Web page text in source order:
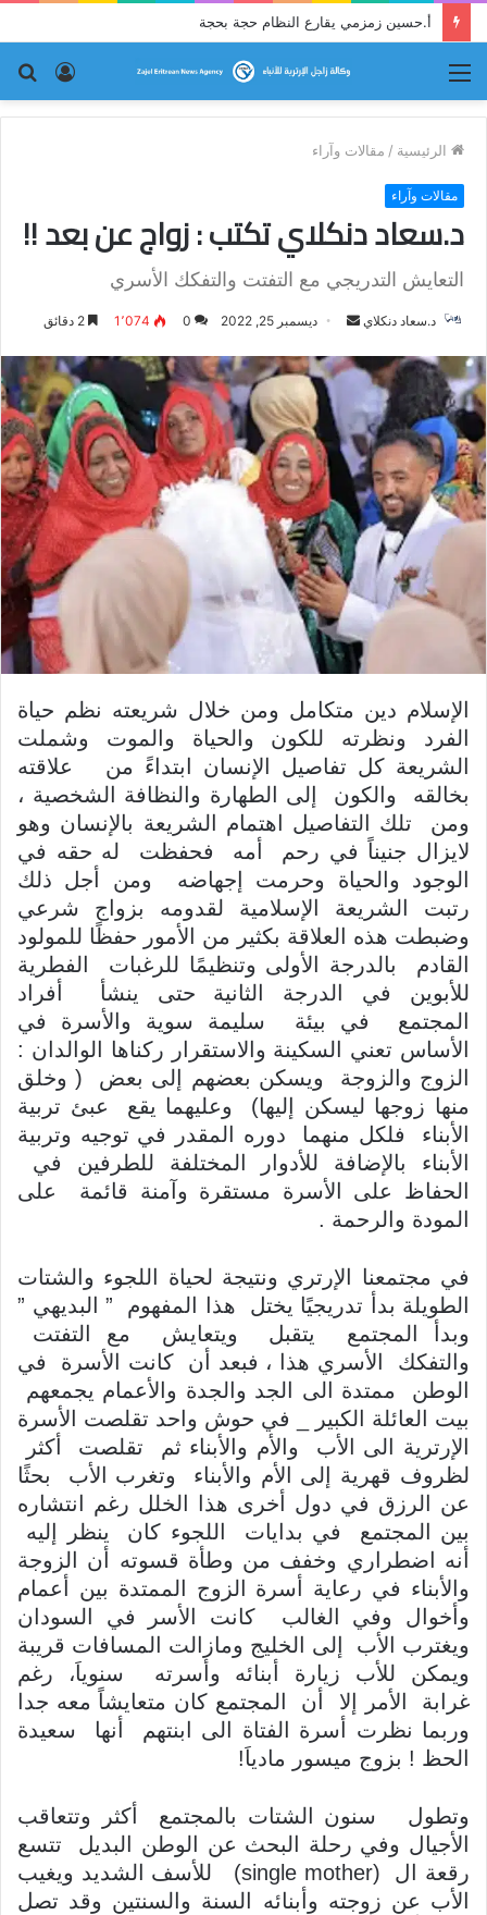
أ.حسين زمزمي يقارع النظام حجة بحجة
تسجيل
الدخول
الرئيسية / مقالات وآراء
مقالات وآراء
د.سعاد دنكلاي تكتب : زواج عن بعد !!
التعايش التدريجي مع التفتت والتفكك الأسري
د.سعاد دنكلاي
س
ر
د
ا
إ
ل
ك
ت
ر
ن
ي
ا
ديسمبر 25, 2022 0 1٬074
الإسلام دين متكامل ومن خلال شريعته نظم حياة
الفرد ونظرته للكون والحياة والموت وشملت
الشريعة كل تفاصيل الإنسان ابتداءً من علاقته
بخالقه والكون إلى الطهارة والنظافة الشخصية ،
ومن تلك التفاصيل اهتمام الشريعة بالإنسان وهو
لايزال جنيناً في رحم أمه فحفظت له حقه في
الوجود والحياة وحرمت إجهاضه ومن أجل ذلك
رتبت الشريعة الإسلامية لقدومه بزواج شرعي
وضبطت هذه العلاقة بكثير من الأمور حفظًا للمولود
القادم بالدرجة الأولى وتنظيمًا للرغبات الفطرية
للأبوين في الدرجة الثانية حتى ينشأ أفراد
المجتمع في بيئة سليمة سوية والأسرة في
الأساس تعني السكينة والاستقرار ركناها الوالدان :
الزوج والزوجة ويسكن بعضهم إلى بعض ( وخلق
منها زوجها ليسكن إليها) وعليهما يقع عبئ تربية
الأبناء فلكل منهما دوره المقدر في توجيه وتربية
الأبناء بالإضافة للأدوار المختلفة للطرفين في
الحفاظ على الأسرة مستقرة وآمنة قائمة على
المودة والرحمة .
في مجتمعنا الإرتري ونتيجة لحياة اللجوء والشتات
الطويلة بدأ تدريجيًا يختل هذا المفهوم ” البديهي ”
وبدأ المجتمع يتقبل ويتعايش مع التفتت
والتفكك الأسري هذا ، فبعد أن كانت الأسرة في
الوطن ممتدة الى الجد والجدة والأعمام يجمعهم
بيت العائلة الكبير _ في حوش واحد تقلصت الأسرة
الإرترية الى الأب والأم والأبناء ثم تقلصت أكثر
لظروف قهرية إلى الأم والأبناء وتغرب الأب بحثًا
عن الرزق في دول أخرى هذا الخلل رغم انتشاره
بين المجتمع في بدايات اللجوء كان ينظر إليه
أنه اضطراري وخفف من وطأة قسوته أن الزوجة
والأبناء في رعاية أسرة الزوج الممتدة بين أعمام
وأخوال وفي الغالب كانت الأسر في السودان
ويغترب الأب إلى الخليج ومازالت المسافات قريبة
ويمكن للأب زيارة أبنائه وأسرته سنوياَ، رغم
غرابة الأمر إلا أن المجتمع كان متعايشاً معه جدا
وربما نظرت أسرة الفتاة الى ابنتهم أنها سعيدة
الحظ ! بزوج ميسور مادياَ!
وتطول سنون الشتات بالمجتمع أكثر وتتعاقب
الأجيال وفي رحلة البحث عن الوطن البديل تتسع
رقعة ال (single mother) للأسف الشديد ويغيب
الأب عن زوجته وأبنائه السنة والسنتين وقد تصل